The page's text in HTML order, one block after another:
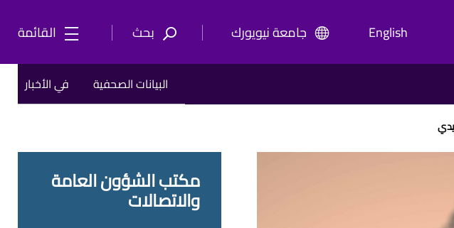
English جامعة نيويورك بحث القائمة
البيانات الصحفية في الأخبار
مكتب الشؤون العامة
والاتصالات